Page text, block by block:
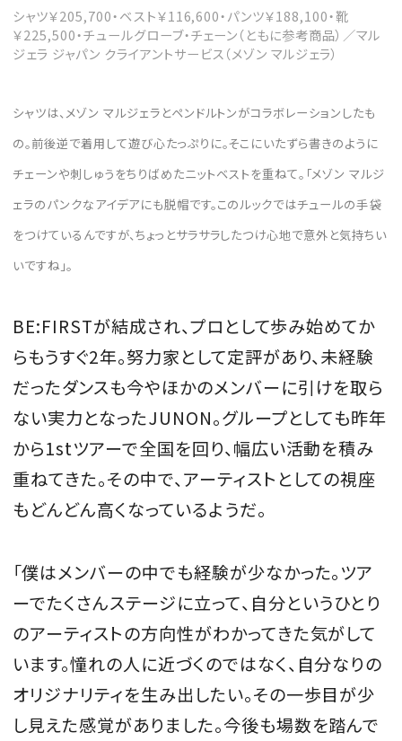
シャツ￥205,700・ベスト￥116,600・パンツ￥188,100・靴
￥225,500・チュールグローブ・チェーン（ともに参考商品）／マル
ジェラ ジャパン クライアントサービス（メゾン マルジェラ）
シャツは、メゾン マルジェラとペンドルトンがコラボレーションしたも
の。前後逆で着用して遊び心たっぷりに。そこにいたずら書きのように
チェーンや刺しゅうをちりばめたニットベストを重ねて。「メゾン マルジ
ェラのパンクなアイデアにも脱帽です。このルックではチュールの手袋
をつけているんですが、ちょっとサラサラしたつけ心地で意外と気持ちい
いですね」。
BE:FIRSTが結成され、プロとして歩み始めてか
らもうすぐ2年。努力家として定評があり、未経験
だったダンスも今やほかのメンバーに引けを取ら
ない実力となったJUNON。グループとしても昨年
から1stツアーで全国を回り、幅広い活動を積み
重ねてきた。その中で、アーティストとしての視座
もどんどん高くなっているようだ。
「僕はメンバーの中でも経験が少なかった。ツア
ーでたくさんステージに立って、自分というひとり
のアーティストの方向性がわかってきた気がして
います。憧れの人に近づくのではなく、自分なりの
オリジナリティを生み出したい。その一歩目が少
し見えた感覚がありました。今後も場数を踏んで